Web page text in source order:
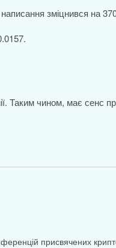
зміцнився на
Таким чином, має сенс
присвячених